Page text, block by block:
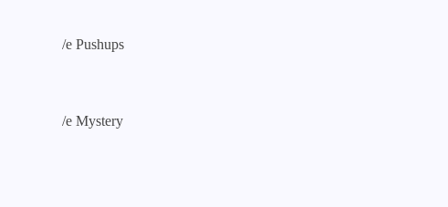
/e Pushups
/e Mystery